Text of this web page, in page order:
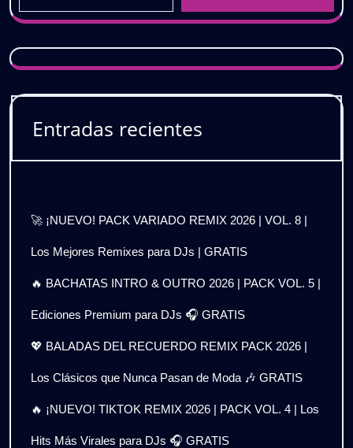
Entradas recientes
🚀 ¡NUEVO! PACK VARIADO REMIX 2026 | VOL. 8 |
Los Mejores Remixes para DJs | GRATIS
🔥 BACHATAS INTRO & OUTRO 2026 | PACK VOL. 5 |
Ediciones Premium para DJs 🎧 GRATIS
💖 BALADAS DEL RECUERDO REMIX PACK 2026 |
Los Clásicos que Nunca Pasan de Moda 🎶 GRATIS
🔥 ¡NUEVO! TIKTOK REMIX 2026 | PACK VOL. 4 | Los
Hits Más Virales para DJs 🎧 GRATIS